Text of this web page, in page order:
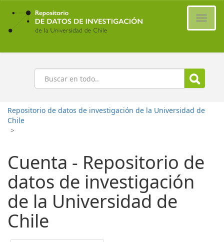
Ir
contenido
principal
Buscar
Repositorio de datos de investigación de la Universidad de
Chile
>
Cuenta - Repositorio de
datos de investigación
de la Universidad de
Chile